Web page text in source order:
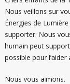
Nous veillons sur
Énergies de
supporter. Nous
humain peut
possible pour
Nous vous aimons.